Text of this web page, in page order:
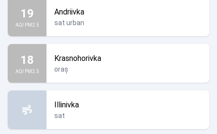
19
AQI PM2.5
Andriivka
sat urban
18
AQI PM2.5
Krasnohorivka
oraș
Illinivka
sat